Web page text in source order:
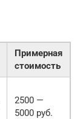
Примерная
стоимость
2500 —
5000 руб.